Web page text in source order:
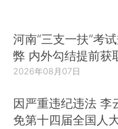
河南“三支一扶”考
弊 内外勾结提前获
2026年08月07日
因严重违纪违法 李
免第十四届全国人